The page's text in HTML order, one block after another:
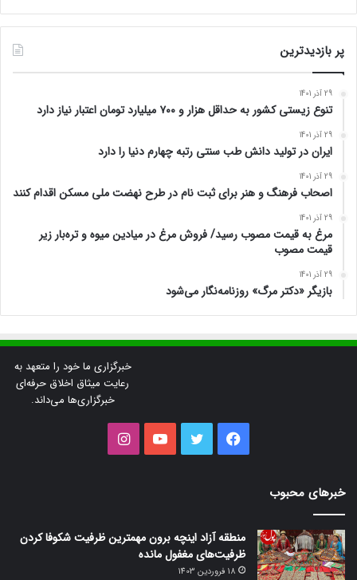
پر بازدیدترین
29 آذر 1401
تنوع زیستی کشور به حداقل هزار و ۷۰۰ میلیارد تومان اعتبار نیاز دارد
29 آذر 1401
ایران در تولید دانش طب سنتی رتبه چهارم دنیا را دارد
29 آذر 1401
اصحاب فرهنگ و هنر برای ثبت نام در طرح نهضت ملی مسکن اقدام کنند
29 آذر 1401
مرغ به قیمت مصوب رسید/ فروش مرغ در میادین میوه و تره‌بار زیر
قیمت مصوب
29 آذر 1401
بازیگر «دکتر مرگ» روزنامه‌نگار می‌شود
خبرگزاری ما خود را متعهد به
رعایت میثاق اخلاق حرفه‌ای
خبرگزاری‌ها می‌داند.
فیس
توییتر یوتیوب
خبرهای محبوب
منطقه آزاد اینچه برون مهمترین ظرفیت شکوفا کردن
ظرفیت‌های مغفول مانده
18 فروردین 1403